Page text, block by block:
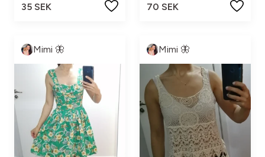
35 SEK
70 SEK
Mimi 🦋 Mimi 🦋